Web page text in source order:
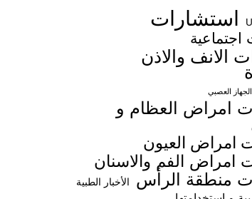
استشارات
الانف والاذن
العصبي
امراض العظام و
امراض العيون
امراض الفم والاسنان
منطقة الرأس الأخبار الطبية